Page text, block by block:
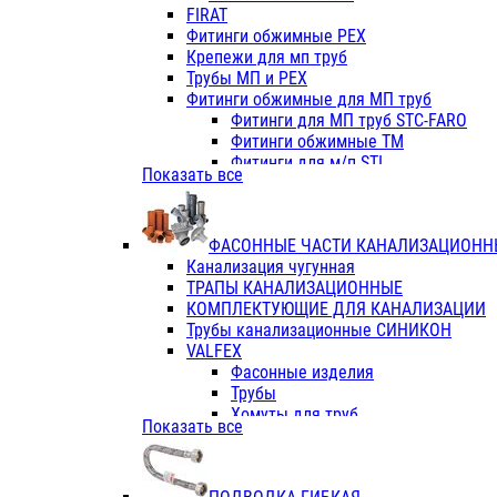
Фитинги ПП белые
Фитинги ПП белые
Фитинги ППс металл.белые
VALFEX
Трубы PE-RT
Трубы ПП водопровод белые
Трубы ПП водопровод серые
Трубы армированные
Трубы армированные
Фитинги с металл. серые
Фитинги ПП (серые)
Фитинги ПП белые
Краны
Фитинги ПП (белые)
Фитинги ПП с металлом белые
ПК КОНТУР
Краны полипропиленовые
Трубы полипропиленивые
FIRAT
Фитинги обжимные PEX
Крепежи для мп труб
Трубы МП и PEX
Фитинги обжимные для МП труб
Фитинги для МП труб STC-FARO
Фитинги обжимные ТМ
Фитинги для м/п STI
Фитинги для МП труб TITAN
TK
VALFEX
Показать все
ФАСОННЫЕ ЧАСТИ
Канализация чугунная
ТРАПЫ КАНАЛИЗАЦИОННЫЕ
КОМПЛЕКТУЮЩИЕ ДЛЯ КАНАЛИЗАЦИИ
Трубы канализационные СИНИКОН
VALFEX
Фасонные изделия
Трубы
Хомуты для труб
ПВХ (стройполимер)
Показать все